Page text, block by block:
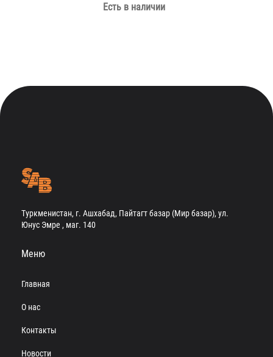
Есть в наличии
Туркменистан, г. Ашхабад, Пайтагт базар (Мир базар), ул.
Юнус Эмре , маг. 140
Меню
Главная
О нас
Контакты
Новости